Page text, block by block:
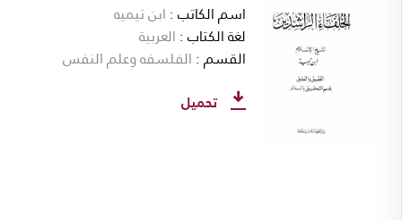
اسم الكاتب ابن تيميه
لغة الكتاب العربية
القسم الفلسفه وعلم النفس
تحميل